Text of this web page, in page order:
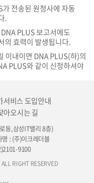
전송된 원청사에 자동
.
PLUS 보고서에도
의 효력이 발생됩니다.
이내이면 DNA PLUS(하)의
PLUS와 같이 신청하셔야
서비스 도입안내
아오시는 길
동,삼성IT밸리 8층)
명 : (주)이크레더블
9100
RIGHT RESERVED